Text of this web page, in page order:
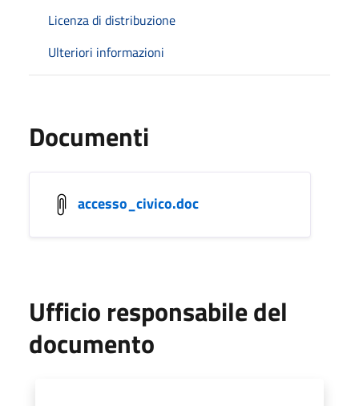
Licenza di distribuzione
Ulteriori informazioni
Documenti
accesso_civico.doc
Ufficio responsabile del
documento